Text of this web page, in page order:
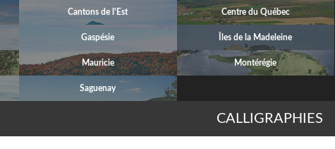
Cantons de l'Est Centre du Québec
Gaspésie Îles de la Madeleine
Mauricie Montérégie
Saguenay
CALLIGRAPHIES